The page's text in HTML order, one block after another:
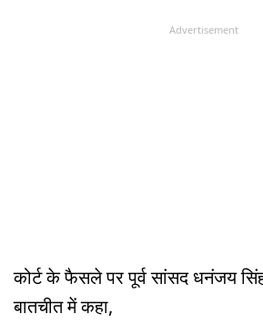
Advertisement
कोर्ट के फैसले पर पूर्व सांसद धनंजय
बातचीत में कहा,